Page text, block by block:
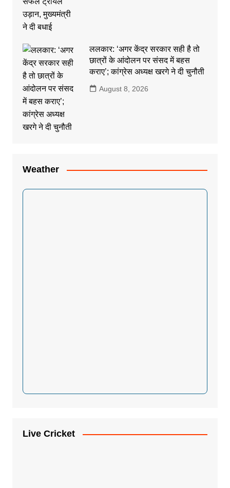
ललकार: ‘अगर केंद्र सरकार सही है तो
छात्रों के आंदोलन पर संसद में बहस
कराए’; कांग्रेस अध्यक्ष खरगे ने दी चुनौती
August 8, 2026
Weather
Live Cricket